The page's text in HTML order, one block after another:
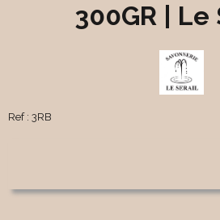
300GR | Le
Ref : 3RB